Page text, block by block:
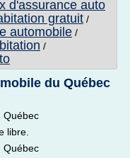
d'assurance auto
gratuit /
automobile /
/
du Québec
Québec
libre.
Québec